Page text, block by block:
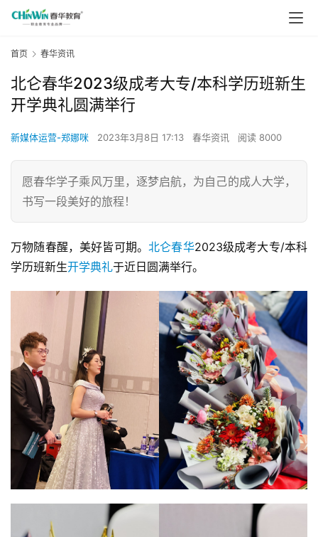
首页 春华资讯
北仑春华2023级成考大专/本科学历班新生
开学典礼圆满举行
新媒体运营-郑娜咪 2023年3月8日 17:13 春华资讯 阅读 8000
愿春华学子乘风万里，逐梦启航，为自己的成人大学，
书写一段美好的旅程！
万物随春醒，美好皆可期。 北仑春华2023级成考大专/本科
学历班新生开学典礼于近日圆满举行。